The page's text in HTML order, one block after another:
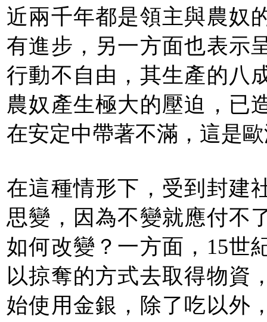
近兩千年都是領主與農奴
有進步，另一方面也表示
行動不自由，其生產的八
農奴產生極大的壓迫，已
在安定中帶著不滿，這是
在這種情形下，受到封建
思變，因為不變就應付不
如何改變？一方面，15世
以掠奪的方式去取得物資
始使用金銀，除了吃以外